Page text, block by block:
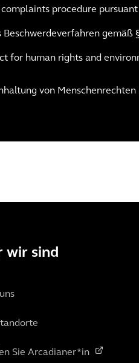
procedure
for human rights and
von
wir sind
Sie Arcadianer*in